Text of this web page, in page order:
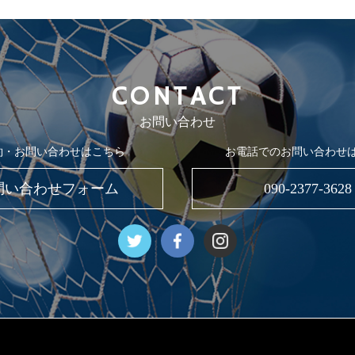
CONTACT
お問い合わせ
・お問い合わせはこちら
い合わせフォーム
お電話でのお問い合わせ
090-2377-3628